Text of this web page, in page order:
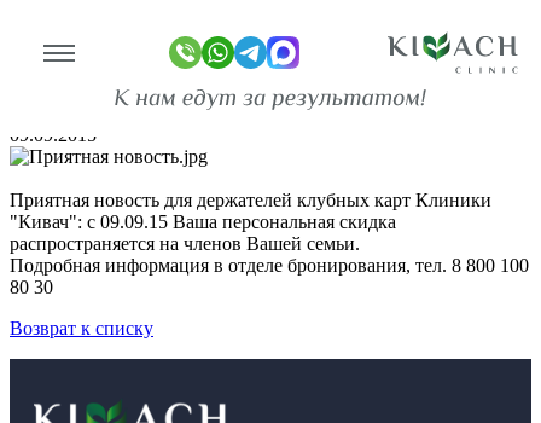
копии)
Семейное предложение
Новости
Семейное предложение
09.09.2015
Приятная новость для держателей клубных карт Клиники
"Кивач": с 09.09.15 Ваша персональная скидка
распространяется на членов Вашей семьи.
Подробная информация в отделе бронирования, тел. 8 800 100
80 30
Возврат к списку